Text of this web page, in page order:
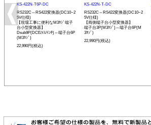
KS-422N-T6P-DC
RS232C⇔RS422変換器(DC10~2
5V仕様)
【現場工事に便利なM3ﾈｼﾞ端子
台小型変換器】
Dsub9P(DCE/ﾒｽ/ｲﾝﾁ)⇔端子台6P
(M3ﾈｼﾞ)
22,990円(税込)
KS-422N-T-DC
RS232C⇔RS422変換器(DC10~2
5V仕様)
【両側端子台小型変換器】
端子台3P(M3ﾈｼﾞ)⇔端子台6P(M
3ﾈｼﾞ)
22,990円(税込)